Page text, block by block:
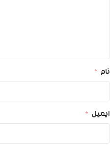
نام *
ایمیل *